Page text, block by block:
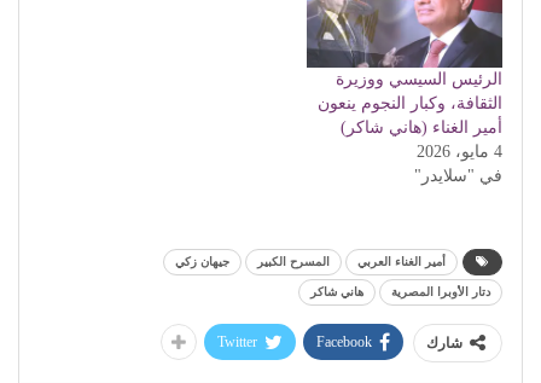
الرئيس السيسي ووزيرة
الثقافة، وكبار النجوم ينعون
أمير الغناء (هاني شاكر)
4 مايو، 2026
في "سلايدر"
أمير الغناء العربي المسرح الكبير جيهان زكي
دتار الأوبرا المصرية هاني شاكر
شارك Facebook
Twitter